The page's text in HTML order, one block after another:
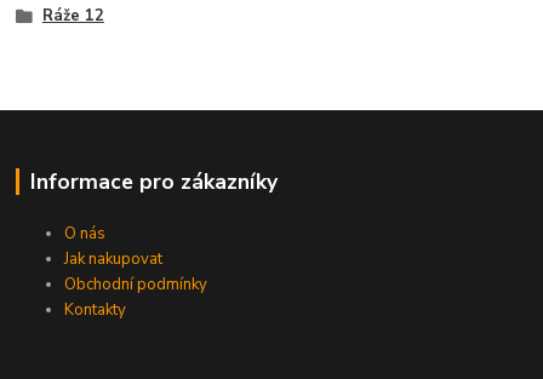
Ráže 12
Informace pro zákazníky
O nás
Jak nakupovat
Obchodní podmínky
Kontakty